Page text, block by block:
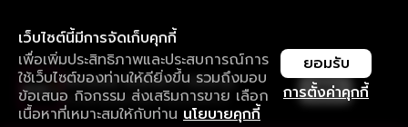
เว็บไซต์นี้มีการจัดเก็บคุกกี้
เพื่อเพิ่มประสิทธิภาพและประสบการณ์การ
ใช้เว็บไซต์ของท่านให้ดียิ่งขึ้น รวมถึงมอบ
ข้อเสนอ กิจกรรม ส่งเสริมการขาย เลือก
เนื้อหาที่เหมาะสมให้กับท่าน นโยบายคุกกี้
การตั้งค่าคุกกี้
ยอมรับ
ใช้งานแอป ลื่นไหลกว่า ไม่มีสะดุด
ดาวน์โหลดแอปเพื่อการรับชมที่ดีกว่า เปิด